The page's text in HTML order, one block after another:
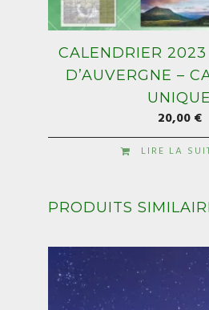
CALENDRIER 2023
D’AUVERGNE –
UNIQUE
20,00€
LIRE LA
PRODUITS